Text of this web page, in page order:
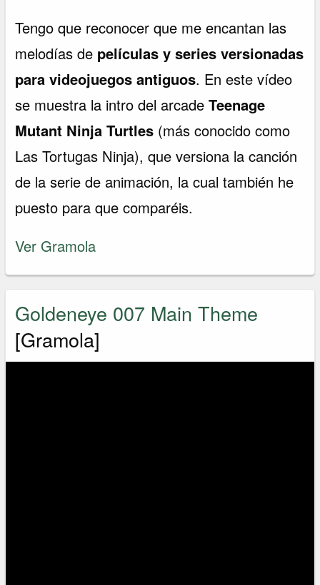
Tengo que reconocer que me encantan las
melodías de películas y series versionadas
para videojuegos antiguos. En este vídeo
se muestra la intro del arcadeTeenage
Mutant Ninja Turtles (más conocido como
Las Tortugas Ninja), que versiona la canción
de la serie de animación, la cual también he
puesto para que comparéis.
Ver Gramola
Goldeneye 007 Main Theme
[Gramola]